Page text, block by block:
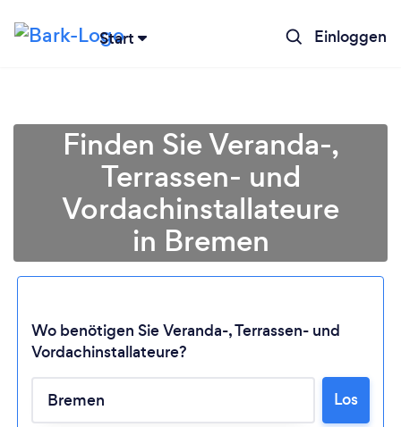
Start Einloggen
Finden Sie Veranda-,
Terrassen- und
Vordachinstallateure
in Bremen
Wo benötigen Sie Veranda-, Terrassen- und
Vordachinstallateure?
Los